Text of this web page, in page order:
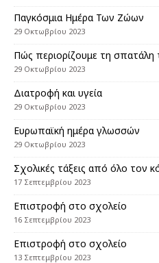
Παγκόσμια Ημέρα Των Ζώων
29 Οκτωβρίου 2023
Πώς περιορίζουμε τη
29 Οκτωβρίου 2023
Διατροφή και υγεία
29 Οκτωβρίου 2023
Eυρωπαϊκή ημέρα γλωσσών
29 Οκτωβρίου 2023
Σχολικές τάξεις από όλο τον
17 Σεπτεμβρίου 2023
Επιστροφή στο σχολείο
16 Σεπτεμβρίου 2023
Επιστροφή στο σχολείο
13 Σεπτεμβρίου 2023